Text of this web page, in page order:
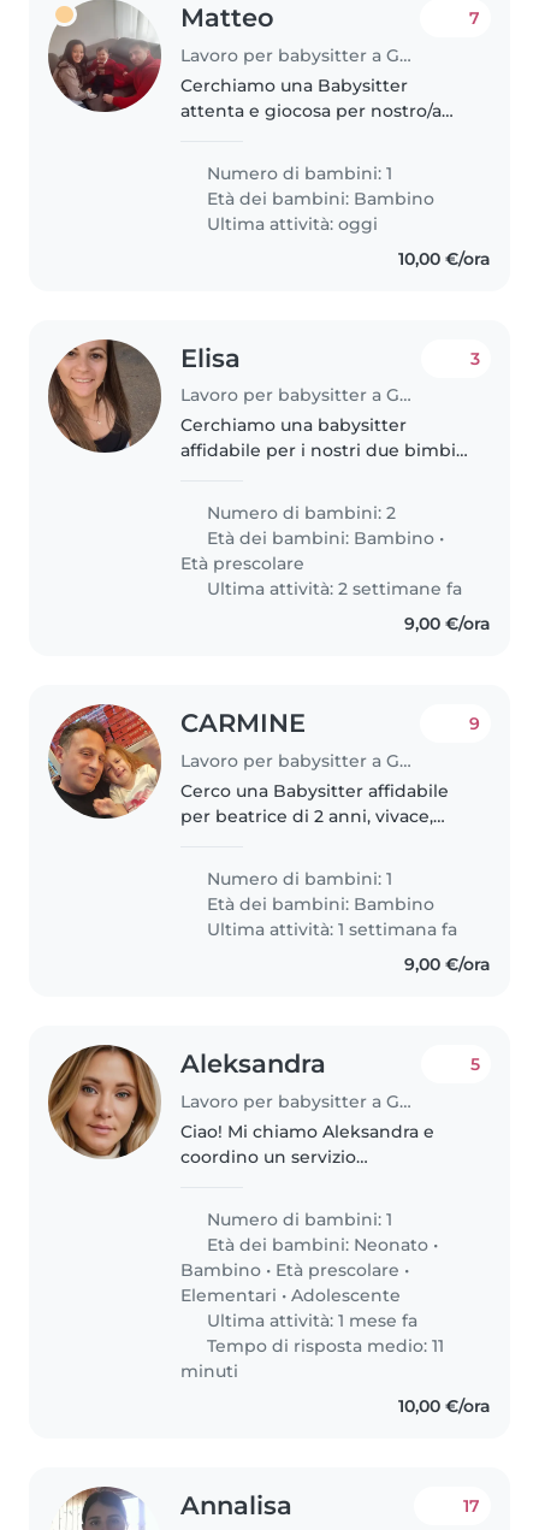
Matteo
Lavoro per babysitter a Genova
7
Cerchiamo una Babysitter
attenta e giocosa per nostro/a
giorno dal lunedì al sabato 12:30-
14:30
Numero di bambini: 1
Età dei bambini: Bambino
Ultima attività: oggi
10,00 €/ora
Elisa
Lavoro per babysitter a Genova
3
Cerchiamo una babysitter
affidabile per i nostri due bimbi,
anno e mezzo ed
occasionalmente per un vivace
di 4.
Numero di bambini: 2
Età dei bambini: Bambino •
Età prescolare
Ultima attività: 2 settimane fa
9,00 €/ora
CARMINE
Lavoro per babysitter a Genova
9
Cerco una Babysitter affidabile
per beatrice di 2 anni, vivace,
una persona che sappia gestire
con dolcezza e pazienza i bimbi
piccoli. Contattami..
Numero di bambini: 1
Età dei bambini: Bambino
Ultima attività: 1 settimana fa
9,00 €/ora
Aleksandra
Lavoro per babysitter a Genova
5
Ciao! Mi chiamo Aleksandra e
coordino un servizio
Genova e dintorni. Sono
appassionata di cura e supporto
ai bambini e lavoro con nanny
affidabili ed..
Numero di bambini: 1
Età dei bambini: Neonato •
Bambino • Età prescolare •
Elementari •Adolescente
Ultima attività: 1 mese fa
Tempo di risposta medio: 11
minuti
10,00 €/ora
Annalisa 17